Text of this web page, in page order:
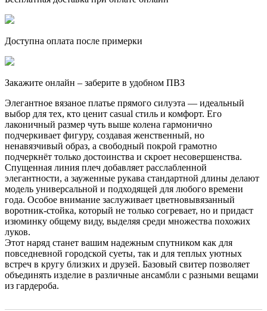
Доступна оплата после примерки
Закажите онлайн – заберите в удобном ПВЗ
Элегантное вязаное платье прямого силуэта — идеальный
выбор для тех, кто ценит casual стиль и комфорт. Его
лаконичный размер чуть выше колена гармонично
подчеркивает фигуру, создавая женственный, но
ненавязчивый образ, а свободный покрой грамотно
подчеркнёт только достоинства и скроет несовершенства.
Спущенная линия плеч добавляет расслабленной
элегантности, а зауженные рукава стандартной длины делают
модель универсальной и подходящей для любого времени
года. Особое внимание заслуживает цветновывязанный
воротник-стойка, который не только согревает, но и придаст
изюминку общему виду, выделяя среди множества похожих
луков.
Этот наряд станет вашим надежным спутником как для
повседневной городской суеты, так и для теплых уютных
встреч в кругу близких и друзей. Базовый свитер позволяет
объединять изделие в различные ансамбли с разными вещами
из гардероба.